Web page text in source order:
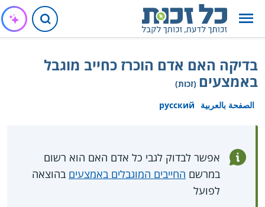
בדיקה האם אדם הוכרז כחייב מוגבל
באמצעים (זכות)
الصفحة بالعربية
русский
אפשר לבדוק לגבי כל אדם האם הוא רשום
במרשם החייבים המוגבלים באמצעים בהוצאה
לפועל